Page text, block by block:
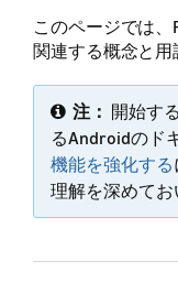
このページでは
関連する概念と用
注： 開始す
るAndroidのド
機能を強化する
理解を深めてお